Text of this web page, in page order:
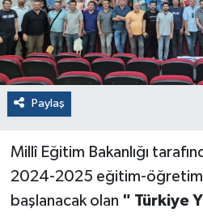
Paylaş
Millî Eğitim Bakanlığı
2024-2025 eğitim-öğretim
başlanacak olan " Türkiye